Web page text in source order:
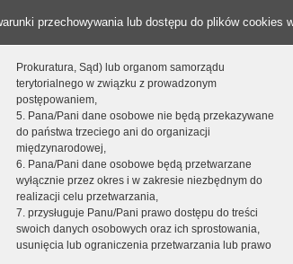
przechowywania lub dostępu do plików cookies
Prokuratura, Sąd) lub organom samorządu
terytorialnego w związku z prowadzonym
postępowaniem,
5. Pana/Pani dane osobowe nie będą przekazywane
do państwa trzeciego ani do organizacji
międzynarodowej,
6. Pana/Pani dane osobowe będą przetwarzane
wyłącznie przez okres i w zakresie niezbędnym do
realizacji celu przetwarzania,
7. przysługuje Panu/Pani prawo dostępu do treści
swoich danych osobowych oraz ich sprostowania,
usunięcia lub ograniczenia przetwarzania lub prawo